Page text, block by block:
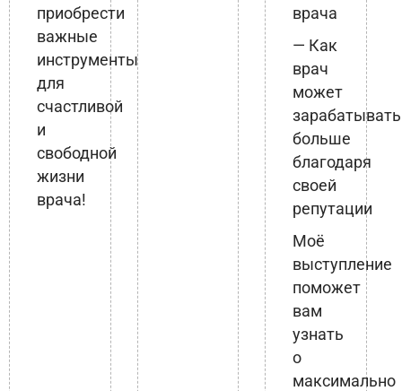
приобрести
важные
инструменты
для
счастливой
и
свободной
жизни
врача!
врача
— Как
врач
может
зарабатывать
больше
благодаря
своей
репутации
Моё
выступление
поможет
вам
узнать
о
максимально